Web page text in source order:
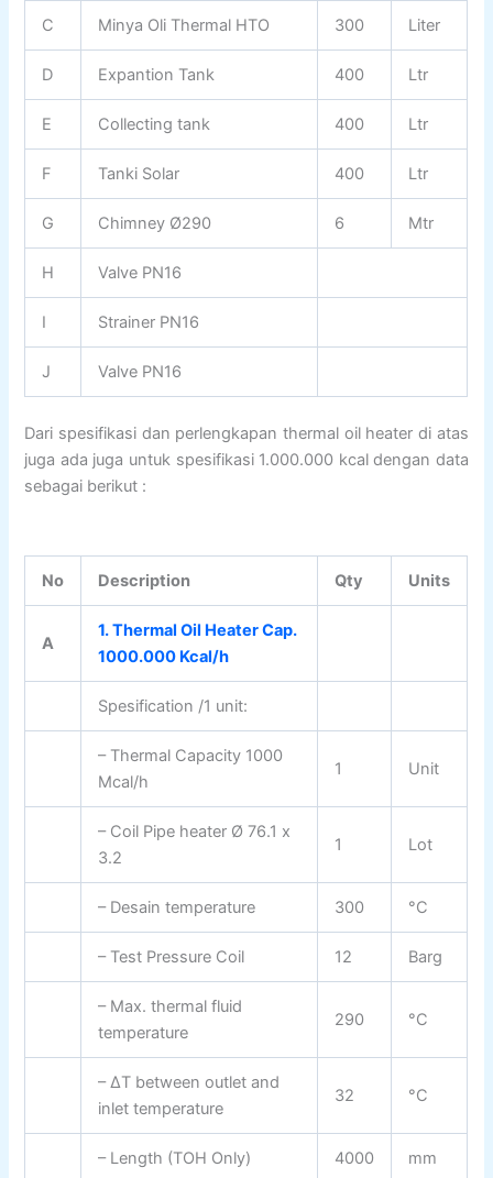
C Minya Oli Thermal HTO 300 Liter
D Expantion Tank 400 Ltr
E Collecting tank 400 Ltr
F Tanki Solar 400 Ltr
G Chimney Ø290 6 Mtr
H Valve PN16
I Strainer PN16
J Valve PN16
Dari spesifikasi dan perlengkapan thermal oil heater di atas
juga ada juga untuk spesifikasi 1.000.000 kcal dengan data
sebagai berikut :
No Description Qty Units
A
1. Thermal Oil Heater Cap.
1000.000 Kcal/h
Spesification /1 unit:
– Thermal Capacity 1000
Mcal/h
1 Unit
– Coil Pipe heater Ø 76.1 x
3.2
1 Lot
– Desain temperature 300 °C
– Test Pressure Coil 12 Barg
– Max. thermal fluid
temperature
290 °C
– ΔΤ between outlet and
inlet temperature
32 °C
– Length (TOH Only) 4000 mm